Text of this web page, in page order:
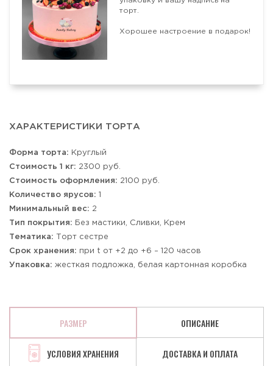
торт.
Хорошее настроение в подарок!
ХАРАКТЕРИСТИКИ ТОРТА
Форма торта: Круглый
Стоимость 1 кг: 2300 руб.
Стоимость оформления: 2100 руб.
Количество ярусов: 1
Минимальный вес: 2
Тип покрытия: Без мастики, Сливки, Крем
Тематика: Торт сестре
Срок хранения: при t от +2 до +6 – 120 часов
Упаковка: жесткая подложка, белая картонная коробка
РАЗМЕР ОПИСАНИЕ
УСЛОВИЯ ХРАНЕНИЯ ДОСТАВКА И ОПЛАТА